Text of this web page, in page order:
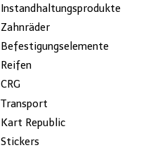
Instandhaltungsprodukte
Zahnräder
Befestigungselemente
Reifen
CRG
Transport
Kart Republic
Stickers